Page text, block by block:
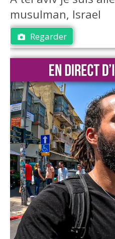
musulman, Israel
Regarder